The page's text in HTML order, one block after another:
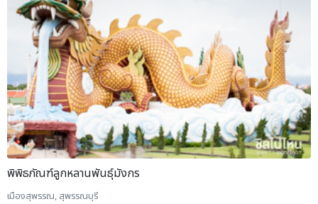
พิพิธภัณฑ์ลูกหลานพันธุ์มังกร
เมืองสุพรรณ, สุพรรณบุรี